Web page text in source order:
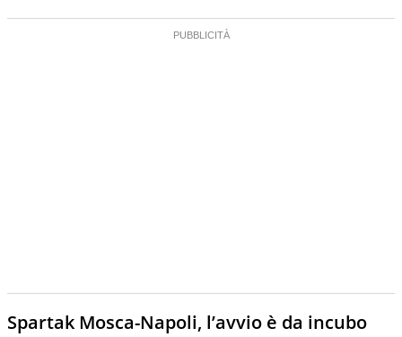
Spartak Mosca-Napoli, l’avvio è da incubo